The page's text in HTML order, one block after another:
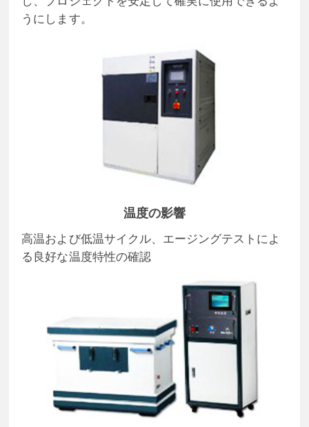
うにします。
温度の影響
高温および低温サイクル、エージングテストによ
る良好な温度特性の確認